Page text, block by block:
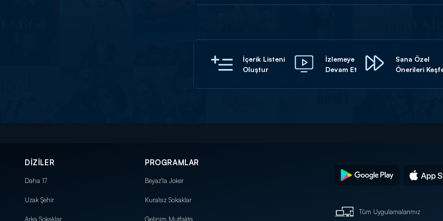
İçerik Listeni
Oluştur
İzlemeye
Devam Et
Sana Özel
Önerileri
DİZİLER
Daha 17
Uzak Şehir
Arka Sokaklar
PROGRAMLAR
Beyaz'la Joker
Kuralsız Sokaklar
Gelinim Mutfakta
Tüm Uygulamalarımız